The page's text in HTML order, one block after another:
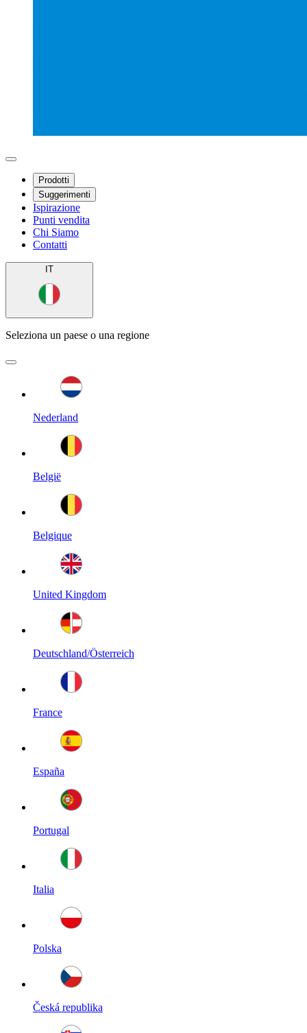
Prodotti
Suggerimenti
Ispirazione
Punti vendita
Chi Siamo
Contatti
IT
Seleziona un paese o una regione
Nederland
België
Belgique
United Kingdom
Deutschland/Österreich
France
España
Portugal
Italia
Polska
Česká republika